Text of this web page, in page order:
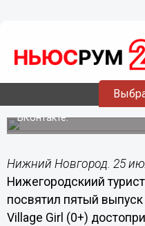
Новый ролик
Visit Nizhny
округу
Видео находится в
ВКонтакте.
Нижний Новгород. 25
Нижегородскиий
посвятил пятый выпуск
Village Girl (0+)